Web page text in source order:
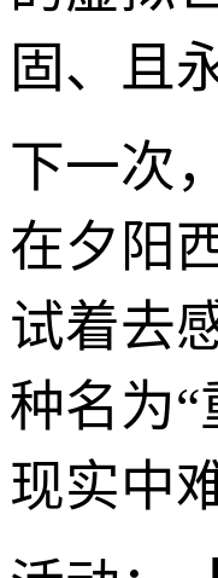
固、且
下一次
在夕阳
试着去
种名为
现实中